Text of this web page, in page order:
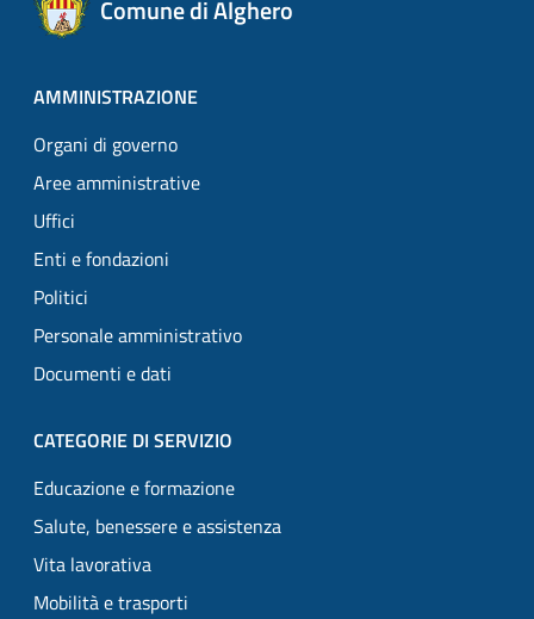
Comune di Alghero
AMMINISTRAZIONE
Organi di governo
Aree amministrative
Uffici
Enti e fondazioni
Politici
Personale amministrativo
Documenti e dati
CATEGORIE DI SERVIZIO
Educazione e formazione
Salute, benessere e assistenza
Vita lavorativa
Mobilità e trasporti